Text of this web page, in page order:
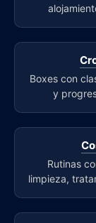
Boxes con
y
Rutinas
limpieza,